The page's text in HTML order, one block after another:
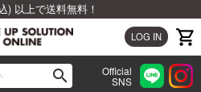
) 以上で送料無料！
LOG IN
search Official
SNS